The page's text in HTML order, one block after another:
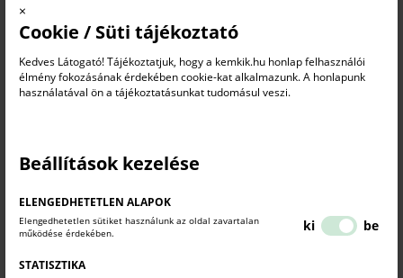
×
Cookie / Süti tájékoztató
Kedves Látogató! Tájékoztatjuk, hogy a kemkik.hu honlap felhasználói
élmény fokozásának érdekében cookie-kat alkalmazunk. A honlapunk
használatával ön a tájékoztatásunkat tudomásul veszi.
Beállítások kezelése
ELENGEDHETETLEN ALAPOK
Elengedhetetlen sütiket használunk az oldal zavartalan
működése érdekében.
ki be
STATISZTIKA
Legyen része Ön is a hazai beszállítói hálózat erősítésének,
mert kapcsolatból üzletet építünk.
üzleti tárgyalást folytattak le. A Kamara célja, hogy az idei
kapcsolatok száma.
Az MKIK Vállalkozásfejlesztési Programja keretében megvalósuló
hazai kis- és középvállalkozások, valamint a beszállítókat kereső